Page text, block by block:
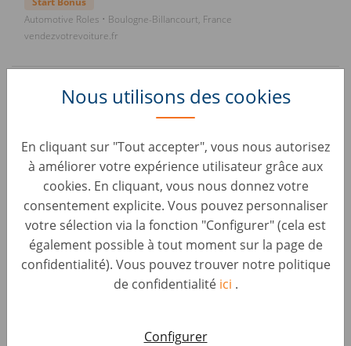
Nous utilisons des cookies
En cliquant sur "Tout accepter", vous nous autorisez
à améliorer votre expérience utilisateur grâce aux
cookies. En cliquant, vous nous donnez votre
consentement explicite. Vous pouvez personnaliser
votre sélection via la fonction "Configurer" (cela est
également possible à tout moment sur la page de
confidentialité). Vous pouvez trouver notre politique
de confidentialité ici .
Configurer
Automotive Roles • Boulogne-Billancourt, France
vendezvotrevoiture.fr
Assistant Commercial (H/F)
Start Bonus
vendezvotrevoiture.fr
Commercial Acheteur Automobile (H/F)
Start Bonus
Automotive Roles • Haguenau, France
vendezvotrevoiture.fr
Car Evaluation • Padova, Italy